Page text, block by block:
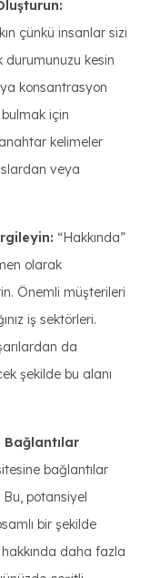
çünkü insanlar sizi
durumunuzu kesin
konsantrasyon
bulmak için
kelimeler
veya
“Hakkında”
olarak
Önemli müşterileri
iş sektörleri.
da
şekilde bu alanı
bağlantılar
potansiyel
bir şekilde
daha fazla